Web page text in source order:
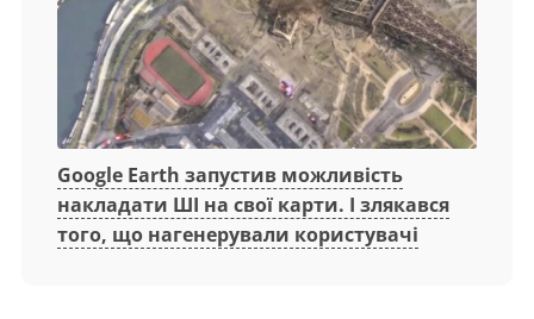
Google Earth запустив можливість
накладати ШІ на свої карти. І злякався
того, що нагенерували користувачі